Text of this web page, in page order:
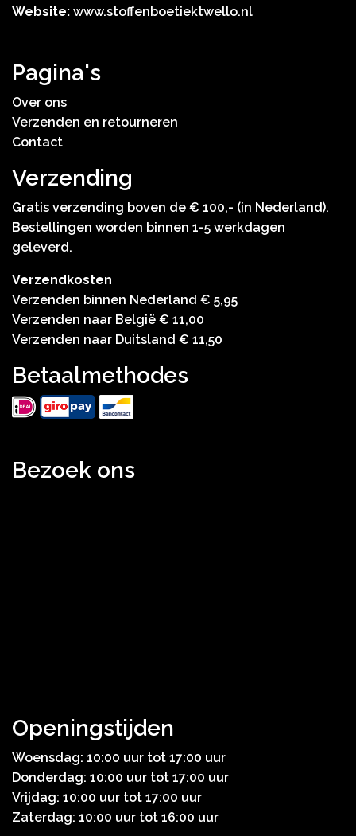
Website: www.stoffenboetiektwello.nl
Pagina's
Over ons
Verzenden en retourneren
Contact
Verzending
Gratis verzending boven de € 100,- (in Nederland).
Bestellingen worden binnen 1-5 werkdagen
geleverd.
Verzendkosten
Verzenden binnen Nederland € 5,95
Verzenden naar België € 11,00
Verzenden naar Duitsland € 11,50
Betaalmethodes
Bezoek ons
Openingstijden
Woensdag: 10:00 uur tot 17:00 uur
Donderdag: 10:00 uur tot 17:00 uur
Vrijdag: 10:00 uur tot 17:00 uur
Zaterdag: 10:00 uur tot 16:00 uur